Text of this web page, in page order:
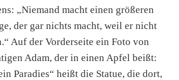
„Niemand macht einen größeren
der gar nichts macht, weil er nicht
Auf der Vorderseite ein Foto von
Adam, der in einen Apfel beißt:
Paradies“ heißt die Statue, die dort,